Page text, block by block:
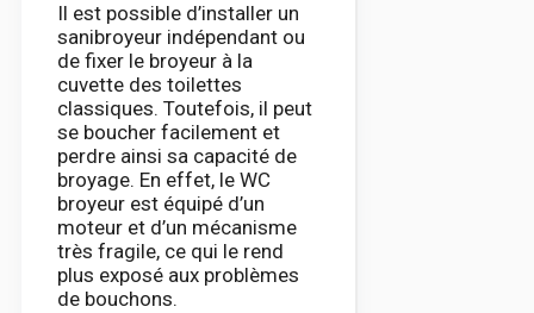
Il est possible d’installer un
sanibroyeur indépendant ou
de fixer le broyeur à la
cuvette des toilettes
classiques. Toutefois, il peut
se boucher facilement et
perdre ainsi sa capacité de
broyage. En effet, le WC
broyeur est équipé d’un
moteur et d’un mécanisme
très fragile, ce qui le rend
plus exposé aux problèmes
de bouchons.